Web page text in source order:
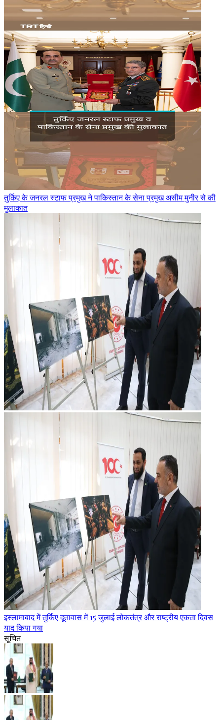
तुर्किए के जनरल स्टाफ प्रमुख ने पाकिस्तान के सेना प्रमुख असीम मुनीर से की
मुलाकात
इस्लामाबाद में तुर्किए दूतावास में 15 जुलाई लोकतंत्र और राष्ट्रीय एकता दिवस
याद किया गया
सूचित